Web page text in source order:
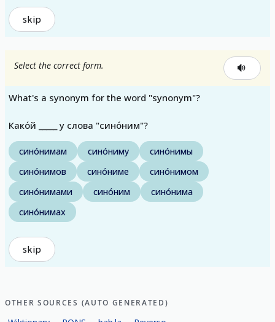
skip
Select the correct form.
What's a synonym for the word "synonym"?
Како́й _____ у слова "сино́ним"?
сино́нимам сино́ниму
сино́нимы
сино́нимов
сино́ниме
сино́нимом
сино́нимами
сино́ним
сино́нима
сино́нимах
skip
OTHER SOURCES (AUTO GENERATED)